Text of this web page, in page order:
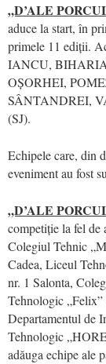
„D’ALE
aduce la start, în
primele 11 ediții.
IANCU,
OȘORHEI,
SÂNTANDREI,
(SJ).
Echipele care, din
eveniment au fost
„D’ALE
competiție la fel de
Colegiul Tehnic
Cadea, Liceul
nr. 1 Salonta,
Tehnologic
Departamentul de
Tehnologic
adăuga echipe ale